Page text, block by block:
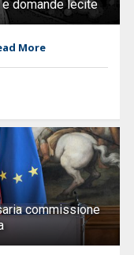
domande lecite
More
commissione